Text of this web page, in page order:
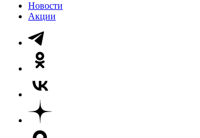
Новости
Акции